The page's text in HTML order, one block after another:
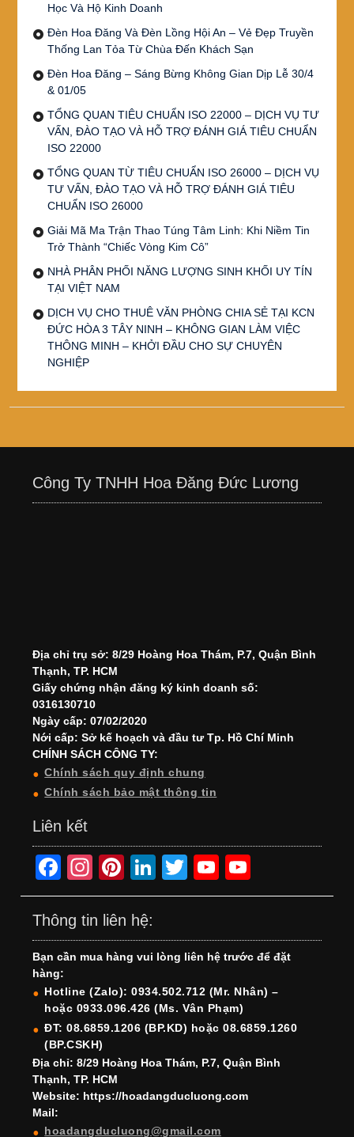
Học Và Hộ Kinh Doanh
Đèn Hoa Đăng Và Đèn Lồng Hội An – Vẻ Đẹp Truyền
Thống Lan Tỏa Từ Chùa Đến Khách Sạn
Đèn Hoa Đăng – Sáng Bừng Không Gian Dịp Lễ 30/4
& 01/05
TỔNG QUAN TIÊU CHUẨN ISO 22000 – DỊCH VỤ TƯ
VẤN, ĐÀO TẠO VÀ HỖ TRỢ ĐÁNH GIÁ TIÊU CHUẨN
ISO 22000
TỔNG QUAN TỪ TIÊU CHUẨN ISO 26000 – DỊCH VỤ
TƯ VẤN, ĐÀO TẠO VÀ HỖ TRỢ ĐÁNH GIÁ TIÊU
CHUẨN ISO 26000
Giải Mã Ma Trận Thao Túng Tâm Linh: Khi Niềm Tin
Trở Thành “Chiếc Vòng Kim Cô”
NHÀ PHÂN PHỐI NĂNG LƯỢNG SINH KHỐI UY TÍN
TẠI VIỆT NAM
DỊCH VỤ CHO THUÊ VĂN PHÒNG CHIA SẺ TẠI KCN
ĐỨC HÒA 3 TÂY NINH – KHÔNG GIAN LÀM VIỆC
THÔNG MINH – KHỞI ĐẦU CHO SỰ CHUYÊN
NGHIỆP
Công Ty TNHH Hoa Đăng Đức Lương
Địa chỉ trụ sở: 8/29 Hoàng Hoa Thám, P.7, Quận Bình
Thạnh, TP. HCM
Giấy chứng nhận đăng ký kinh doanh số:
0316130710
Ngày cấp: 07/02/2020
Nới cấp: Sở kế hoạch và đầu tư Tp. Hồ Chí Minh
CHÍNH SÁCH CÔNG TY:
Chính sách quy định chung
Chính sách bảo mật thông tin
Liên kết
F
a
c
e
b
o
o
k
In
st
a
gr
a
m
Pi
nt
er
e
st
Li
n
e
dI
n
T
wi
er
Y
o
T
u
b
e
o
T
u
b
e
h
Thông tin liên hệ:
Bạn cần mua hàng vui lòng liên hệ trước để đặt
hàng:
Hotline (Zalo): 0934.502.712 (Mr. Nhân) –
hoặc 0933.096.426 (Ms. Vân Phạm)
ĐT: 08.6859.1206 (BP.KD) hoặc 08.6859.1260
(BP.CSKH)
Địa chỉ: 8/29 Hoàng Hoa Thám, P.7, Quận Bình
Thạnh, TP. HCM
Website: https://hoadangducluong.com
Mail:
hoadangducluong@gmail.com